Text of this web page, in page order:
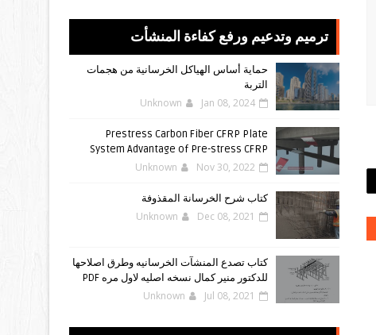
ترميم وتدعيم ورفع كفاءة المنشأت
حماية أساس الهياكل الخرسانية من هجمات
التربة
Unknown Jan 08, 2024
Prestress Carbon Fiber CFRP Plate
System Advantage of Pre-stress CFRP
Unknown Nov 30, 2022
كتاب شرح الخرسانة المقذوفة
Unknown Dec 08, 2021
كتاب تصدع المنشآت الخرسانيه وطرق اصلاحها
للدكتور منير كمال نسخه اصليه لاول مره PDF
Unknown Jul 08, 2021